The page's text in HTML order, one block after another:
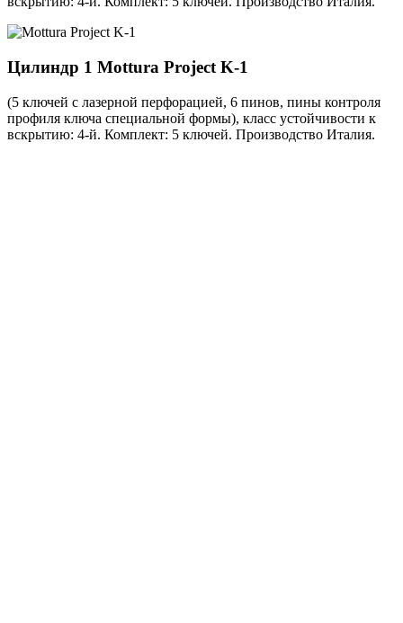
Цилиндр 1 Mottura Project K-1
(5 ключей с лазерной перфорацией, 6 пинов, пины контроля
профиля ключа специальной формы), класс устойчивости к
вскрытию: 4-й. Комплект: 5 ключей. Производство Италия.